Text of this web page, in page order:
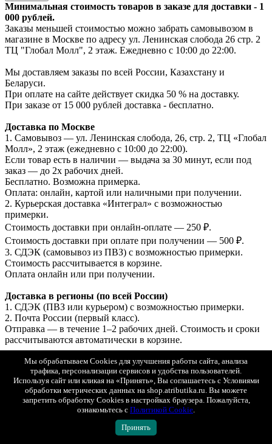
Минимальная стоимость товаров в заказе для доставки - 1
000 рублей.
Заказы меньшей стоимостью можно забрать самовывозом в
магазине в Москве по адресу ул. Ленинская слобода 26 стр. 2
ТЦ "Глобал Молл", 2 этаж. Ежедневно с 10:00 до 22:00.
Мы доставляем заказы по всей России, Казахстану и
Беларуси.
При оплате на сайте действует скидка 50 % на доставку.
При заказе от 15 000 рублей доставка - бесплатно.
Доставка по Москве
1. Самовывоз — ул. Ленинская слобода, 26, стр. 2, ТЦ «Глобал
Молл», 2 этаж (ежедневно с 10:00 до 22:00).
Если товар есть в наличии — выдача за 30 минут, если под
заказ — до 2х рабочих дней.
Бесплатно. Возможна примерка.
Оплата: онлайн, картой или наличными при получении.
2. Курьерская доставка «Интеграл» с возможностью
примерки.
Стоимость доставки при онлайн-оплате — 250 ₽.
Стоимость доставки при оплате при получении — 500 ₽.
3. СДЭК (самовывоз из ПВЗ) с возможностью примерки.
Стоимость рассчитывается в корзине.
Оплата онлайн или при получении.
Доставка в регионы (по всей России)
1. СДЭК (ПВЗ или курьером) с возможностью примерки.
2. Почта России (первый класс).
Отправка — в течение 1–2 рабочих дней. Стоимость и сроки
рассчитываются автоматически в корзине.
Доставка в Беларусь и Казахстан
СДЭК (ПВЗ или курьером, с возможностью примерки).
Оплата только онлайн (банковской картой РФ).
Отправка — в течение 1–2 рабочих дней.
Мы обрабатываем Cookies для улучшения работы сайта, анализа
трафика, персонализации сервисов и удобства пользователей.
Используя сайт или кликая на «Принять», Вы соглашаетесь с Условиями
обработки метрических данных на shop.atributika.ru. Вы можете
запретить обработку Cookies в настройках браузера. Пожалуйста,
ознакомьтесь с Политикой Cookie.
Принять